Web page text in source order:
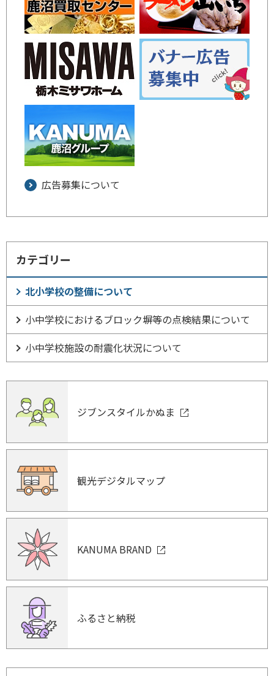
広告募集について
カテゴリー
北小学校の整備について
小中学校におけるブロック塀等の点検結果について
小中学校施設の耐震化状況について
ジブンスタイルかぬま
観光デジタルマップ
KANUMA BRAND
ふるさと納税